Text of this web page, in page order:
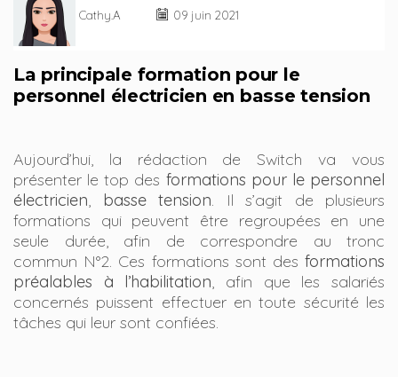
Cathy.A 09 juin 2021
La principale formation pour le
personnel électricien en basse tension
Aujourd’hui, la rédaction de Switch va vous
présenter le top des formations pour le personnel
électricien, basse tension. Il s’agit de plusieurs
formations qui peuvent être regroupées en une
seule durée, afin de correspondre au tronc
commun N°2. Ces formations sont des formations
préalables à l’habilitation, afin que les salariés
concernés puissent effectuer en toute sécurité les
tâches qui leur sont confiées.